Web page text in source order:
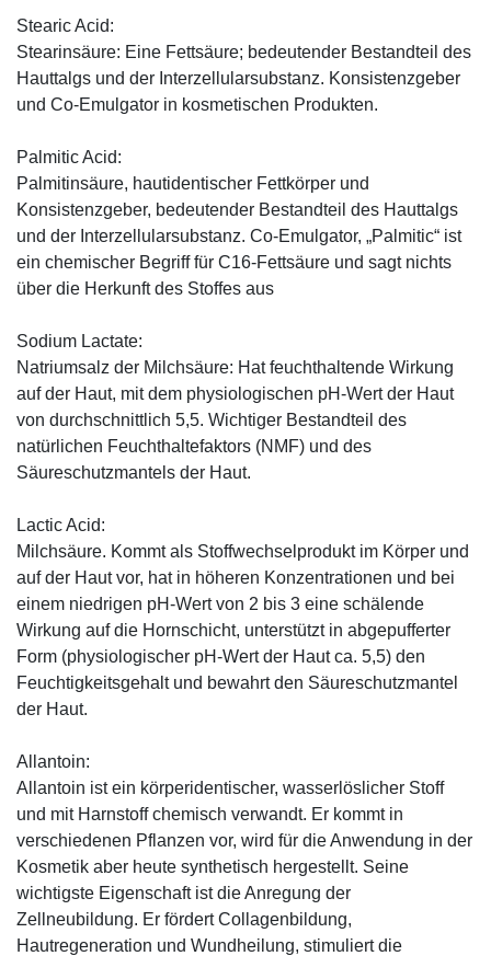
Stearic Acid:
Stearinsäure: Eine Fettsäure; bedeutender Bestandteil des
Hauttalgs und der Interzellularsubstanz. Konsistenzgeber
und Co-Emulgator in kosmetischen Produkten.
Palmitic Acid:
Palmitinsäure, hautidentischer Fettkörper und
Konsistenzgeber, bedeutender Bestandteil des Hauttalgs
und der Interzellularsubstanz. Co-Emulgator, „Palmitic“ ist
ein ­chemischer Begriff für C16-Fettsäure und sagt nichts
über die Herkunft des Stoffes aus
Sodium Lactate:
Natriumsalz der Milchsäure: Hat feuchthaltende Wirkung
auf der Haut, mit dem physiologischen pH-Wert der Haut
von durchschnittlich 5,5. Wichtiger Bestandteil des
natürlichen Feuchthaltefaktors (NMF) und des
Säureschutzmantels der Haut.
Lactic Acid:
Milchsäure. Kommt als Stoffwechselprodukt im Körper und
auf der Haut vor, hat in höheren Konzentrationen und bei
einem niedrigen pH-Wert von 2 bis 3 eine schälende
Wirkung auf die Hornschicht, unterstützt in abgepufferter
Form (physiologischer pH-Wert der Haut ca. 5,5) den
Feuchtigkeitsgehalt und bewahrt den Säureschutzmantel
der Haut.
Allantoin:
Allantoin ist ein körperidentischer, wasserlöslicher Stoff
und mit Harnstoff chemisch verwandt. Er kommt in
verschiedenen Pflanzen vor, wird für die Anwendung in der
Kosmetik aber heute synthetisch hergestellt. Seine
wichtigste Eigenschaft ist die Anregung der
Zellneubildung. Er fördert Collagenbildung,
Hautregeneration und Wundheilung, stimuliert die